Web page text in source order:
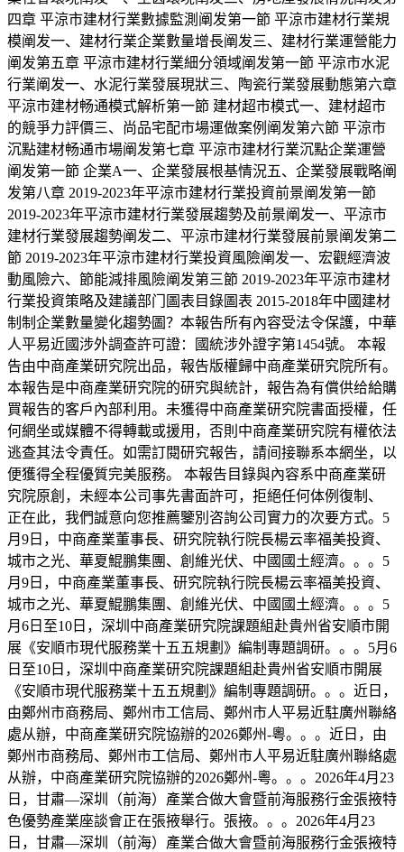
四章 平涼市建材行業數據監測阐发第一節 平涼市建材行業規
模阐发一、建材行業企業數量增長阐发三、建材行業運營能力
阐发第五章 平涼市建材行業細分領域阐发第一節 平涼市水泥
行業阐发一、水泥行業發展現狀三、陶瓷行業發展動態第六章
平涼市建材畅通模式解析第一節 建材超市模式一、建材超市
的競爭力評價三、尚品宅配市場運做案例阐发第六節 平涼市
沉點建材畅通市場阐发第七章 平涼市建材行業沉點企業運營
阐发第一節 企業A一、企業發展根基情況五、企業發展戰略阐
发第八章 2019-2023年平涼市建材行業投資前景阐发第一節
2019-2023年平涼市建材行業發展趨勢及前景阐发一、平涼市
建材行業發展趨勢阐发二、平涼市建材行業發展前景阐发第二
節 2019-2023年平涼市建材行業投資風險阐发一、宏觀經濟波
動風險六、節能減排風險阐发第三節 2019-2023年平涼市建材
行業投資策略及建議部门圖表目錄圖表 2015-2018年中國建材
制制企業數量變化趨勢圖？本報告所有內容受法令保護，中華
人平易近國涉外調查許可證：國統涉外證字第1454號。 本報
告由中商產業研究院出品，報告版權歸中商產業研究院所有。
本報告是中商產業研究院的研究與統計，報告為有償供给給購
買報告的客戶內部利用。未獲得中商產業研究院書面授權，任
何網坐或媒體不得轉載或援用，否則中商產業研究院有權依法
逃查其法令責任。如需訂閱研究報告，請间接聯系本網坐，以
便獲得全程優質完美服務。 本報告目錄與內容系中商產業研
究院原創，未經本公司事先書面許可，拒絕任何体例復制、
正在此，我們誠意向您推薦鑒別咨詢公司實力的次要方式。5
月9日，中商產業董事長、研究院執行院長楊云率福美投資、
城市之光、華夏鯤鵬集團、創維光伏、中國國土經濟。。。5
月9日，中商產業董事長、研究院執行院長楊云率福美投資、
城市之光、華夏鯤鵬集團、創維光伏、中國國土經濟。。。5
月6日至10日，深圳中商產業研究院課題組赴貴州省安順市開
展《安順市現代服務業十五五規劃》編制專題調研。。。5月6
日至10日，深圳中商產業研究院課題組赴貴州省安順市開展
《安順市現代服務業十五五規劃》編制專題調研。。。近日，
由鄭州市商務局、鄭州市工信局、鄭州市人平易近駐廣州聯絡
處从辦，中商產業研究院協辦的2026鄭州-粵。。。近日，由
鄭州市商務局、鄭州市工信局、鄭州市人平易近駐廣州聯絡處
从辦，中商產業研究院協辦的2026鄭州-粵。。。2026年4月23
日，甘肅—深圳（前海）產業合做大會暨前海服務行金張掖特
色優勢產業座談會正在張掖舉行。張掖。。。2026年4月23
日，甘肅—深圳（前海）產業合做大會暨前海服務行金張掖特